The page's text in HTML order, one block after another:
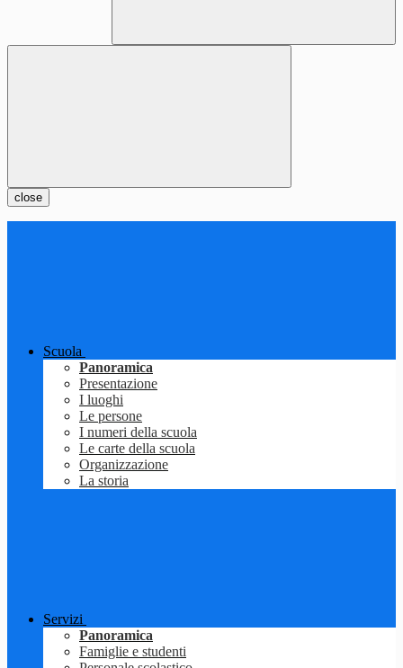
close
Scuola
Panoramica
Presentazione
I luoghi
Le persone
I numeri della scuola
Le carte della scuola
Organizzazione
La storia
Servizi
Panoramica
Famiglie e studenti